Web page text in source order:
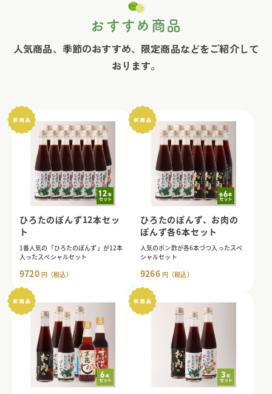
手
造
り
ひ
ろ
た
おすすめ商品
人気商品、季節のおすすめ、限定商品などをご紹介して
おります。
ひろたのぽんず12本セッ
ト
1番人気の「ひろたのぽんず」が12本
入ったスペシャルセット
9720 円（税込）
ひろたのぽんず、お肉の
ぽんず各6本セット
人気のポン酢が各6本づつ入ったスペ
シャルセット
9266 円（税込）